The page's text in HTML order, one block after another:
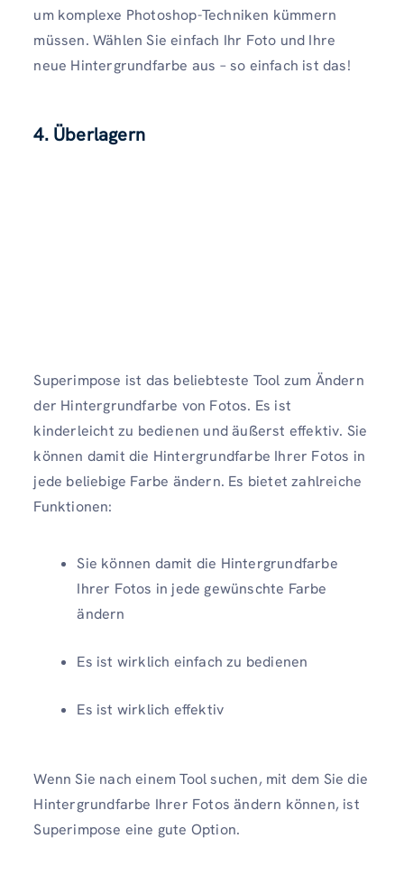
um komplexe Photoshop-Techniken kümmern
müssen. Wählen Sie einfach Ihr Foto und Ihre
neue Hintergrundfarbe aus – so einfach ist das!
4. Überlagern
Superimpose ist das beliebteste Tool zum Ändern
der Hintergrundfarbe von Fotos. Es ist
kinderleicht zu bedienen und äußerst effektiv. Sie
können damit die Hintergrundfarbe Ihrer Fotos in
jede beliebige Farbe ändern. Es bietet zahlreiche
Funktionen:
Sie können damit die Hintergrundfarbe
Ihrer Fotos in jede gewünschte Farbe
ändern
Es ist wirklich einfach zu bedienen
Es ist wirklich effektiv
Wenn Sie nach einem Tool suchen, mit dem Sie die
Hintergrundfarbe Ihrer Fotos ändern können, ist
Superimpose eine gute Option.